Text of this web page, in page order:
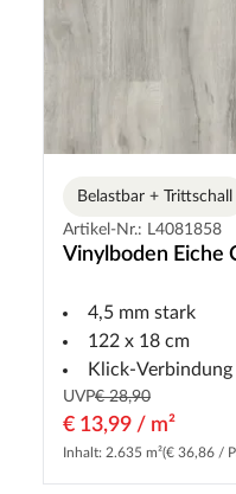
Belastbar + Trittschall
Artikel-Nr.: L4081858
Vinylboden Eiche
4,5 mm stark
122 x 18 cm
Klick-Verbindung
UVP€ 28,90
€ 13,99 / m²
Inhalt: 2.635 m²(€ 36,86 /